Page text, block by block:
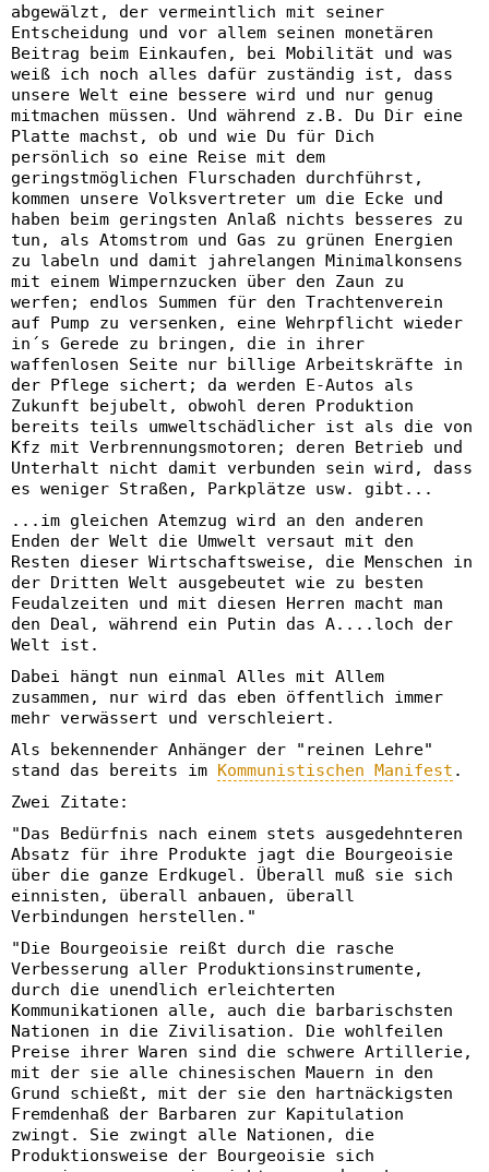
abgewälzt, der vermeintlich mit seiner
Entscheidung und vor allem seinen monetären
Beitrag beim Einkaufen, bei Mobilität und was
weiß ich noch alles dafür zuständig ist, dass
unsere Welt eine bessere wird und nur genug
mitmachen müssen. Und während z.B. Du Dir eine
Platte machst, ob und wie Du für Dich
persönlich so eine Reise mit dem
geringstmöglichen Flurschaden durchführst,
kommen unsere Volksvertreter um die Ecke und
haben beim geringsten Anlaß nichts besseres zu
tun, als Atomstrom und Gas zu grünen Energien
zu labeln und damit jahrelangen Minimalkonsens
mit einem Wimpernzucken über den Zaun zu
werfen; endlos Summen für den Trachtenverein
auf Pump zu versenken, eine Wehrpflicht wieder
in´s Gerede zu bringen, die in ihrer
waffenlosen Seite nur billige Arbeitskräfte in
der Pflege sichert; da werden E-Autos als
Zukunft bejubelt, obwohl deren Produktion
bereits teils umweltschädlicher ist als die von
Kfz mit Verbrennungsmotoren; deren Betrieb und
Unterhalt nicht damit verbunden sein wird, dass
es weniger Straßen, Parkplätze usw. gibt...
...im gleichen Atemzug wird an den anderen
Enden der Welt die Umwelt versaut mit den
Resten dieser Wirtschaftsweise, die Menschen in
der Dritten Welt ausgebeutet wie zu besten
Feudalzeiten und mit diesen Herren macht man
den Deal, während ein Putin das A....loch der
Welt ist.
Dabei hängt nun einmal Alles mit Allem
zusammen, nur wird das eben öffentlich immer
mehr verwässert und verschleiert.
Als bekennender Anhänger der "reinen Lehre"
stand das bereits im Kommunistischen Manifest .
Zwei Zitate:
"Das Bedürfnis nach einem stets ausgedehnteren
Absatz für ihre Produkte jagt die Bourgeoisie
über die ganze Erdkugel. Überall muß sie sich
einnisten, überall anbauen, überall
Verbindungen herstellen."
"Die Bourgeoisie reißt durch die rasche
Verbesserung aller Produktionsinstrumente,
durch die unendlich erleichterten
Kommunikationen alle, auch die barbarischsten
Nationen in die Zivilisation. Die wohlfeilen
Preise ihrer Waren sind die schwere Artillerie,
mit der sie alle chinesischen Mauern in den
Grund schießt, mit der sie den hartnäckigsten
Fremdenhaß der Barbaren zur Kapitulation
zwingt. Sie zwingt alle Nationen, die
Produktionsweise der Bourgeoisie sich